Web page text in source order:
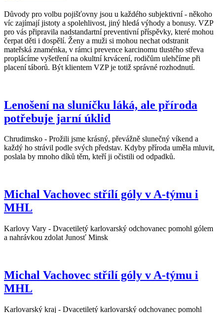
Důvody pro volbu pojišťovny jsou u každého subjektivní - někoho
víc zajímají jistoty a spolehlivost, jiný hledá výhody a bonusy. VZP
pro vás připravila nadstandartní preventivní příspěvky, které mohou
čerpat děti i dospělí. Ženy a muži si mohou nechat odstranit
mateřská znaménka, v rámci prevence karcinomu tlustého střeva
proplácíme vyšetření na okultní krvácení, rodičům ulehčíme při
placení táborů. Být klientem VZP je totiž správné rozhodnutí.
Lenošení na sluníčku láká, ale příroda
potřebuje jarní úklid
Chrudimsko - Prožili jsme krásný, převážně slunečný víkend a
každý ho strávil podle svých představ. Kdyby příroda uměla mluvit,
poslala by mnoho díků těm, kteří ji očistili od odpadků.
Michal Vachovec střílí góly v A-týmu i
MHL
Karlovy Vary - Dvacetiletý karlovarský odchovanec pomohl gólem
a nahrávkou zdolat Junosť Minsk
Michal Vachovec střílí góly v A-týmu i
MHL
Karlovarský kraj - Dvacetiletý karlovarský odchovanec pomohl